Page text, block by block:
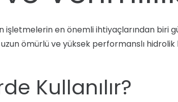
en önemli ihtiyaçlarından biri
ömürlü ve yüksek performanslı
Kullanılır?